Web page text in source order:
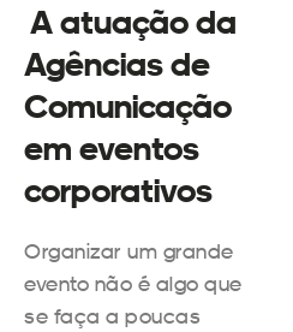
A atuação da
Agências de
Comunicação
em eventos
corporativos
Organizar um grande
evento não é algo que
se faça a poucas